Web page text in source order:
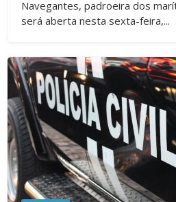
Navegantes, padroeira dos
será aberta nesta sexta-feira,...